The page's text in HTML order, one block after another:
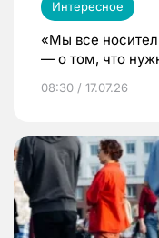
Интересное
«Мы все
— о том, что
08:30 / 17.07.26